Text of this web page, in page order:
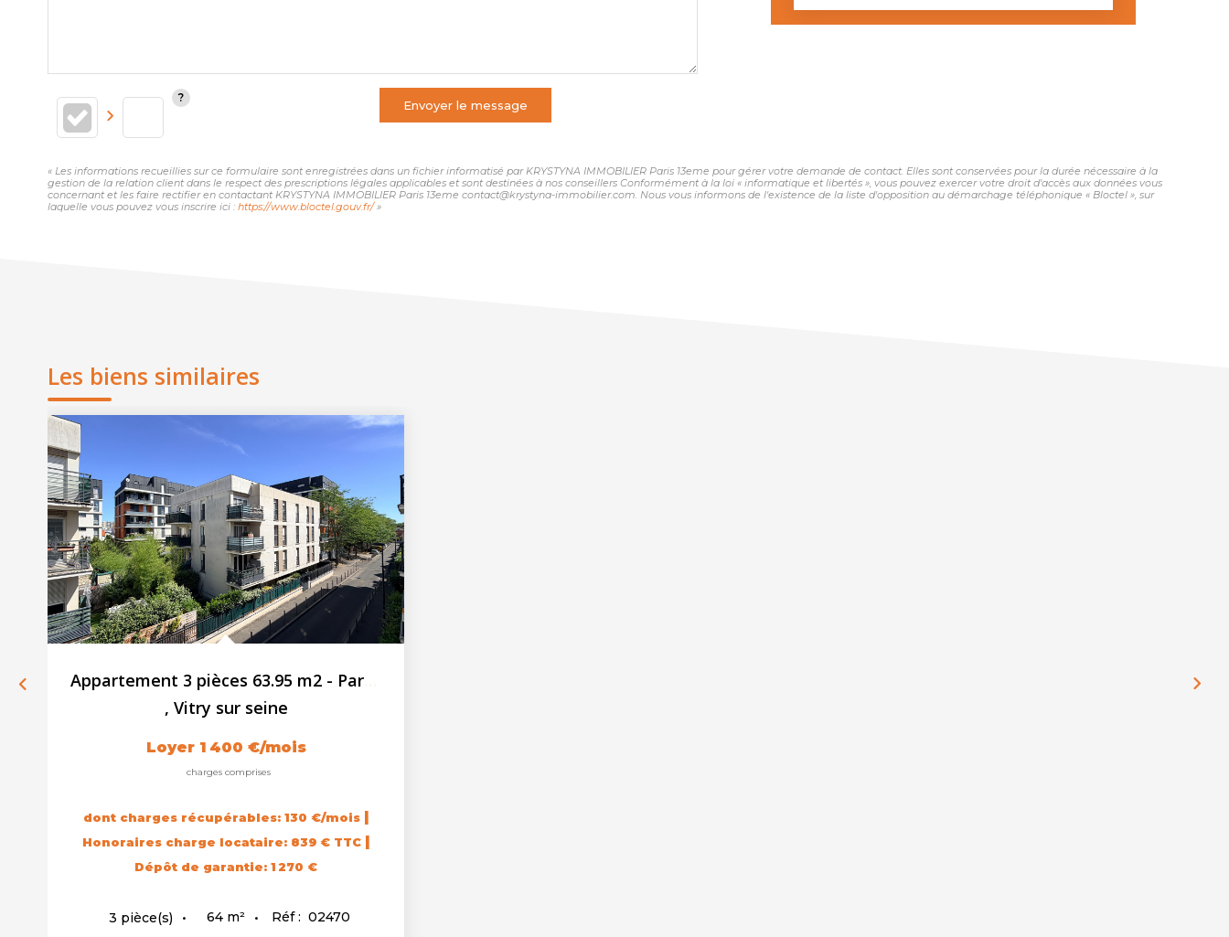
Envoyer le message
« Les informations recueillies sur ce formulaire sont enregistrées dans un fichier informatisé par KRYSTYNA IMMOBILIER Paris 13eme pour gérer votre demande de contact. Elles sont conservées pour la durée nécessaire à la
gestion de la relation client dans le respect des prescriptions légales applicables et sont destinées à nos conseillers Conformément à la loi « informatique et libertés », vous pouvez exercer votre droit d'accès aux données vous
concernant et les faire rectifier en contactant KRYSTYNA IMMOBILIER Paris 13eme contact@krystyna-immobilier.com. Nous vous informons de l'existence de la liste d'opposition au démarchage téléphonique « Bloctel », sur
laquelle vous pouvez vous inscrire ici : https://www.bloctel.gouv.fr/»
Les biens similaires
, Vitry sur seine
Loyer 1 400 €/mois
charges comprises
dont charges récupérables: 130 €/mois |
Honoraires charge locataire: 839 € TTC |
Dépôt de garantie: 1 270 €
3 pièce(s) 64 m² Réf : 02470